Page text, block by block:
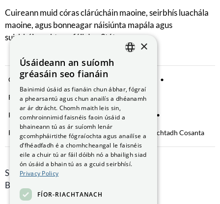
Cuireann muid córas clárúcháin maoine, seirbhís luachála
maoine, agus bonneagar náisiúnta mapála agus
suirbhéireachta ar fáil don Stát.
Comhroinnt Sonraí Fógra Príobháideachta
Fianáin a bhainistiú Saoráil Faisnéise
Ráiteas Inrochtaineachta Brústocaireacht
Rochtain ar Fhaisnéis faoin gComhshaol Nochtadh Cosanta
Smithfield Hall, Margadh na Feirme,
Baile Átha Cliath 7, D07 AEF4
×
Úsáideann an suíomh
gréasáin seo fianáin
Bainimid úsáid as fianáin chun ábhar, fógraí
a phearsantú agus chun anailís a dhéanamh
ar ár dtrácht. Chomh maith leis sin,
comhroinnimid faisnéis faoin úsáid a
bhaineann tú as ár suíomh lenár
gcomhpháirtithe fógraíochta agus anailíse a
d’fhéadfadh é a chomhcheangal le faisnéis
eile a chuir tú ar fáil dóibh nó a bhailigh siad
ón úsáid a bhain tú as a gcuid seirbhísí.
Privacy Policy
FÍOR-RIACHTANACH